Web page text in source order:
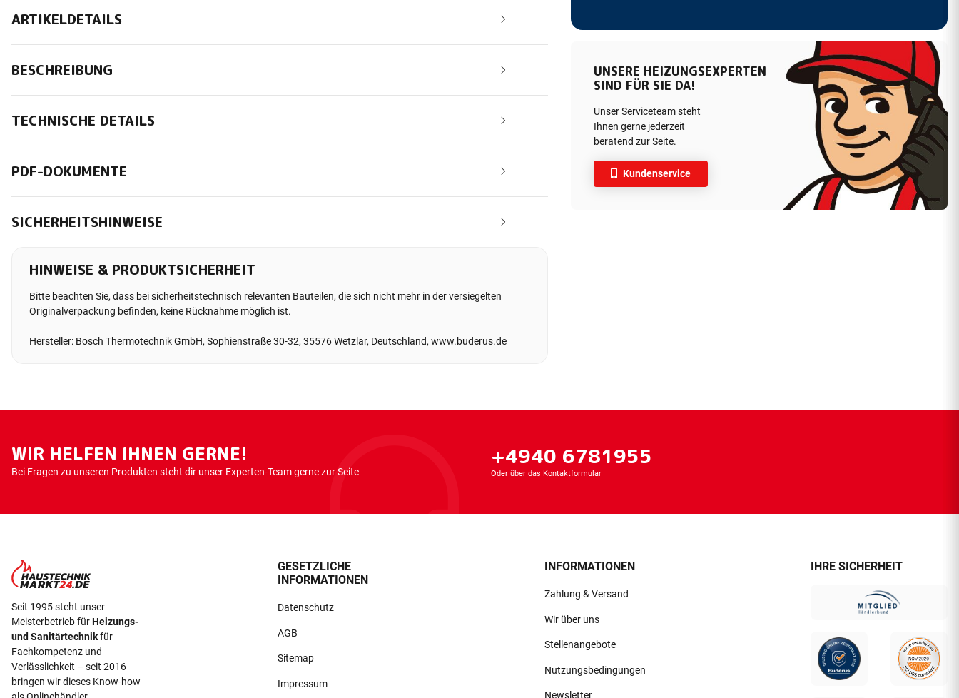
UNSERE HEIZUNGSEXPERTEN
SIND FÜR SIE DA!
Unser Serviceteam steht
Ihnen gerne jederzeit
beratend zur Seite.
Kundenservice
ARTIKELDETAILS
BESCHREIBUNG
TECHNISCHE DETAILS
PDF-DOKUMENTE
SICHERHEITSHINWEISE
HINWEISE & PRODUKTSICHERHEIT
Bitte beachten Sie, dass bei sicherheitstechnisch relevanten Bauteilen, die sich nicht mehr in der versiegelten
Originalverpackung befinden, keine Rücknahme möglich ist.
Hersteller: Bosch Thermotechnik GmbH, Sophienstraße 30-32, 35576 Wetzlar, Deutschland, www.buderus.de
WIR HELFEN IHNEN GERNE!
Bei Fragen zu unseren Produkten steht dir unser Experten-Team gerne zur Seite
+4940 6781955
Oder über das Kontaktformular
Seit 1995 steht unser
Meisterbetrieb fürHeizungs-
und Sanitärtechnikfür
Fachkompetenz und
Verlässlichkeit – seit 2016
bringen wir dieses Know-how
GESETZLICHE
INFORMATIONEN
Datenschutz
AGB
Sitemap
Impressum
INFORMATIONEN
Zahlung & Versand
Wir über uns
Stellenangebote
Nutzungsbedingungen
Newsletter
IHRE SICHERHEIT